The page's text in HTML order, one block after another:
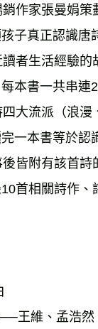
作家張曼娟策
子真正認識唐
者生活經驗的
本書一共串連
大流派（浪漫
一本書等於認
皆附有該首詩
首相關詩作、
王維、孟浩然